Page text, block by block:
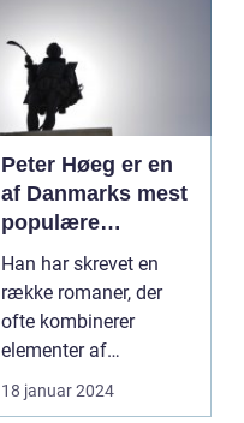
Peter Høeg er en
af Danmarks mest
populære
forfattere, kendt
for sine
spændende og
tankevækkende
Han har skrevet en
række romaner, der
ofte kombinerer
elementer af
spænding, filosofi og
det overnat...
18 januar 2024